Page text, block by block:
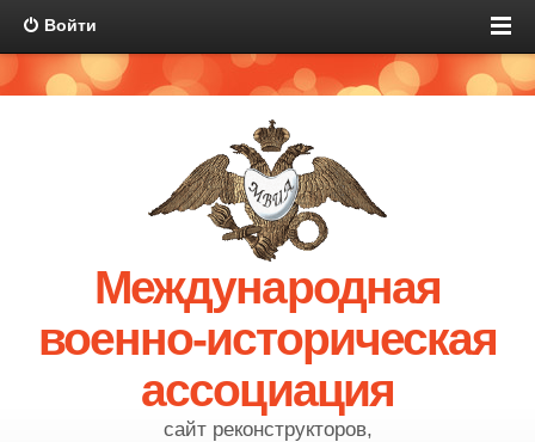
Войти
Международная
военно-историческая
ассоциация
сайт реконструкторов,